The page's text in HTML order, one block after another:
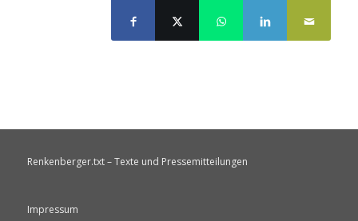
Renkenberger.txt – Texte und Pressemitteilungen
Impressum